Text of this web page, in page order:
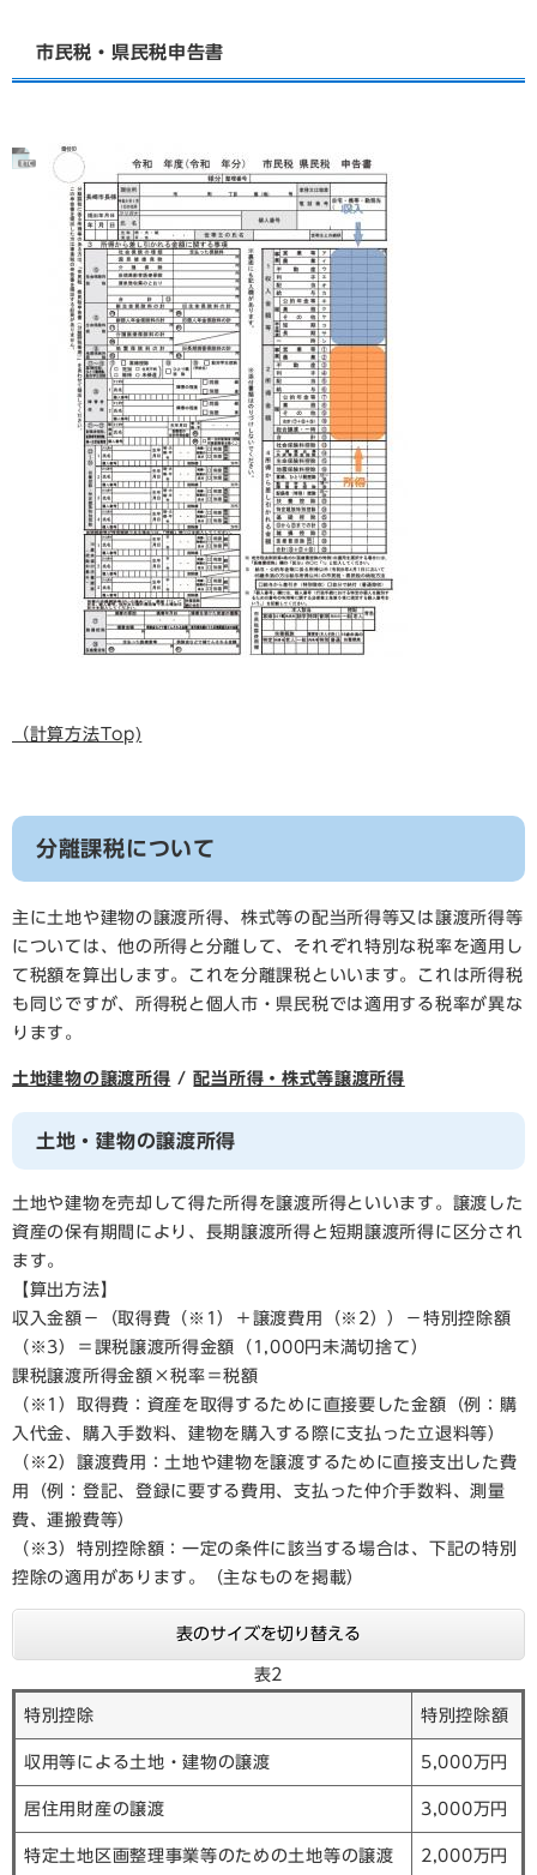
市民税・県民税申告書
（計算方法Top)
分離課税について
主に土地や建物の譲渡所得、株式等の配当所得等又は譲渡所得等
については、他の所得と分離して、それぞれ特別な税率を適用し
て税額を算出します。これを分離課税といいます。これは所得税
も同じですが、所得税と個人市・県民税では適用する税率が異な
ります。
土地建物の譲渡所得 /配当所得・株式等譲渡所得
土地・建物の譲渡所得
土地や建物を売却して得た所得を譲渡所得といいます。譲渡した
資産の保有期間により、長期譲渡所得と短期譲渡所得に区分され
ます。
【算出方法】
収入金額－（取得費（※1）＋譲渡費用（※2））－特別控除額
（※3）＝課税譲渡所得金額（1,000円未満切捨て）
課税譲渡所得金額×税率＝税額
（※1）取得費：資産を取得するために直接要した金額（例：購
入代金、購入手数料、建物を購入する際に支払った立退料等）
（※2）譲渡費用：土地や建物を譲渡するために直接支出した費
用（例：登記、登録に要する費用、支払った仲介手数料、測量
費、運搬費等）
（※3）特別控除額：一定の条件に該当する場合は、下記の特別
控除の適用があります。（主なものを掲載）
表のサイズを切り替える
表2
特別控除 特別控除額
収用等による土地・建物の譲渡 5,000万円
居住用財産の譲渡 3,000万円
特定土地区画整理事業等のための土地等の譲渡 2,000万円